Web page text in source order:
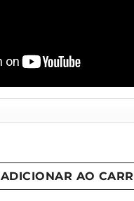
ADICIONAR AO